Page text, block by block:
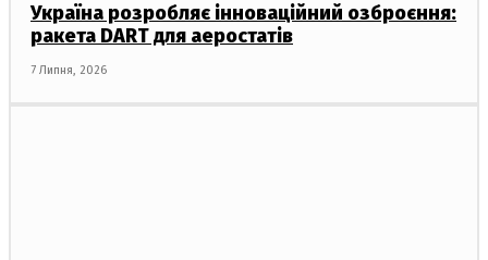
Україна розробляє інноваційний озброєння:
ракета DART для аеростатів
7 Липня, 2026